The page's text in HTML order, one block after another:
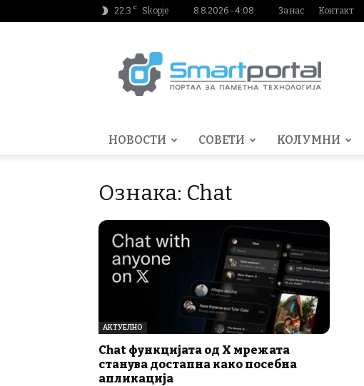
22.3 C Skopje 8.8.2026 - 4:08 За нас Контакт
НОВОСТИ СОВЕТИ КОЛУМНИ
Ознака: Chat
АКТУЕЛНО
Chat функцијата од X мрежата
станува достапна како посебна
апликација